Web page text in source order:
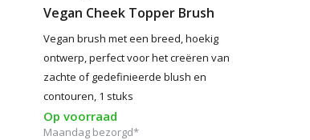
Vegan Cheek Topper Brush
Vegan brush met een breed, hoekig
ontwerp, perfect voor het creëren van
zachte of gedefinieerde blush en
contouren, 1 stuks
Op voorraad
Maandag bezorgd*